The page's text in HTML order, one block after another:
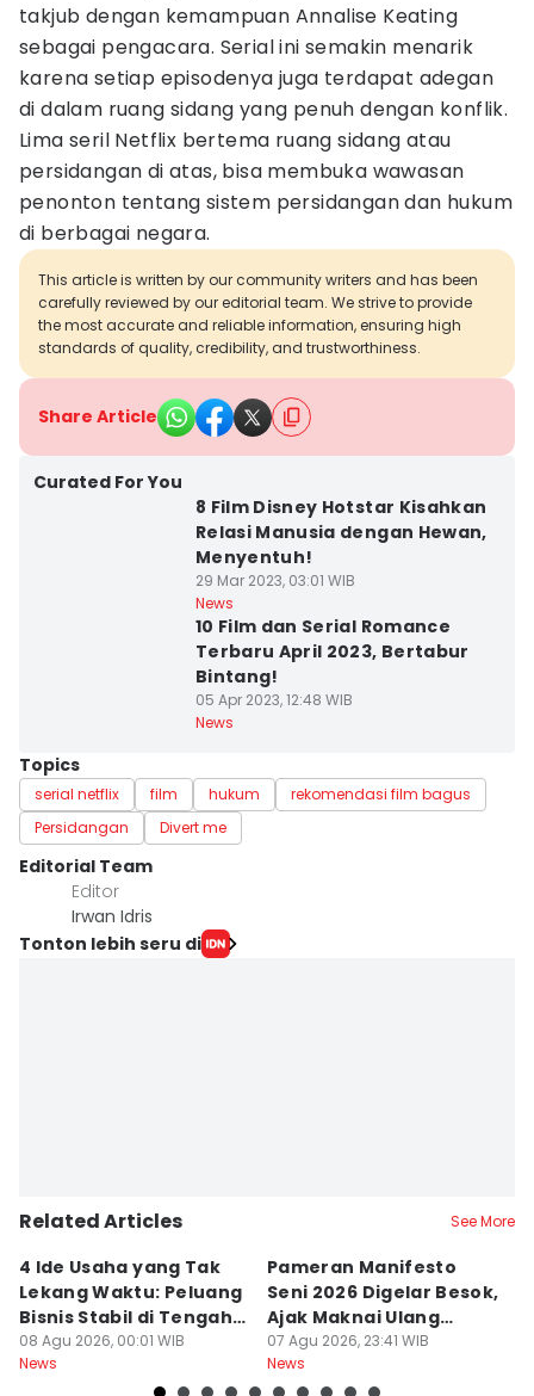
takjub dengan kemampuan Annalise Keating
sebagai pengacara. Serial ini semakin menarik
karena setiap episodenya juga terdapat adegan
di dalam ruang sidang yang penuh dengan konflik.
Lima seril Netflix bertema ruang sidang atau
persidangan di atas, bisa membuka wawasan
penonton tentang sistem persidangan dan hukum
di berbagai negara.
This article is written by our community writers and has been
carefully reviewed by our editorial team. We strive to provide
the most accurate and reliable information, ensuring high
standards of quality, credibility, and trustworthiness.
Share Article
Curated For You
8 Film Disney Hotstar Kisahkan
Relasi Manusia dengan Hewan,
Menyentuh!
29 Mar 2023, 03:01 WIB
News
10 Film dan Serial Romance
Terbaru April 2023, Bertabur
Bintang!
05 Apr 2023, 12:48 WIB
News
Topics
serial netflix film hukum
rekomendasi film bagus
Persidangan
Divert me
Editorial Team
Editor
Irwan Idris
Tonton lebih seru di
Related Articles See More
4 Ide Usaha yang Tak
Lekang Waktu: Peluang
Bisnis Stabil di Tengah
Perubahan
08 Agu 2026, 00:01 WIB
News
Pameran Manifesto
Seni 2026 Digelar Besok,
Ajak Maknai Ulang
Maritim
07 Agu 2026, 23:41 WIB
News